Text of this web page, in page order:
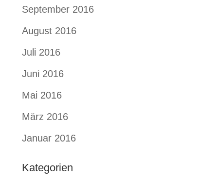
September 2016
August 2016
Juli 2016
Juni 2016
Mai 2016
März 2016
Januar 2016
Kategorien